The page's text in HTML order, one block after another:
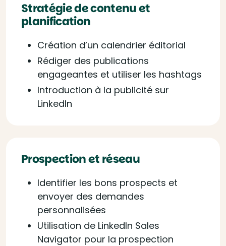
Stratégie de contenu et
planification
Création d’un calendrier éditorial
Rédiger des publications
engageantes et utiliser les hashtags
Introduction à la publicité sur
LinkedIn
Prospection et réseau
Identifier les bons prospects et
envoyer des demandes
personnalisées
Utilisation de LinkedIn Sales
Navigator pour la prospection